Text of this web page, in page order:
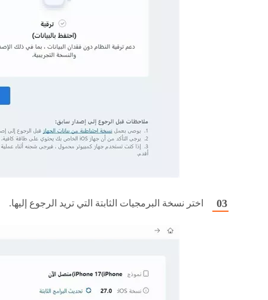
اختر نسخة البرمجيات الثابتة التي تريد الرجوع إليها.